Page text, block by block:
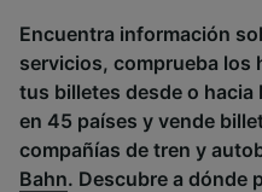
Encuentra información
servicios, comprueba los
tus billetes desde o hacia
en 45 países y vende
compañías de tren y
Bahn. Descubre a dónde